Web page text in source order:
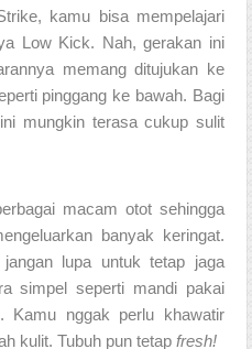
kamu bisa mempelajari
Low Kick. Nah, gerakan ini
memang ditujukan ke
pinggang ke bawah. Bagi
mungkin terasa cukup sulit
macam otot sehingga
banyak keringat.
lupa untuk tetap jaga
simpel seperti mandi pakai
Kamu nggak perlu khawatir
kulit. Tubuh pun tetap fresh!